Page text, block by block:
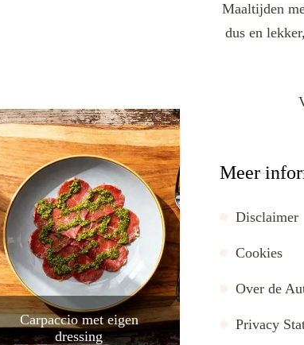
Carpaccio met eigen
dressing
Maaltijden
dus en
Meer
Disclaimer
Cookies
Over de
Privacy